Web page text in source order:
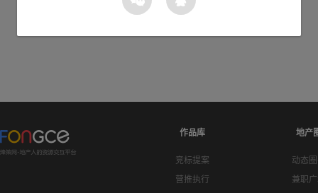
作品库
竞标提案
营推执行
地产
动态
兼职